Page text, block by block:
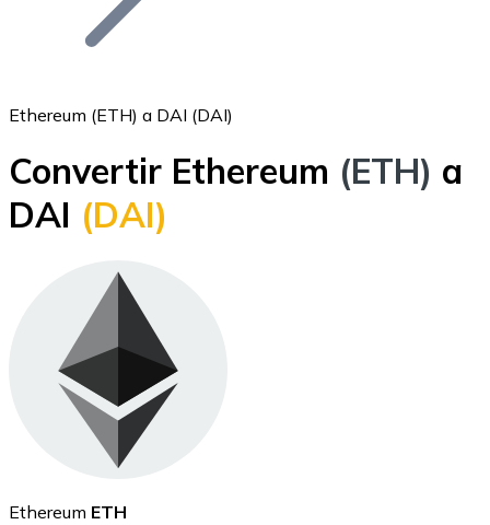
Bitcoin
BTC
Ethereum
Ethereum (ETH) a DAI (DAI)
Convertir Ethereum (ETH) a
DAI (DAI)
Ethereum ETH